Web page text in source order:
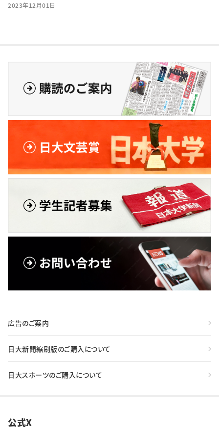
2023年12月01日
広告のご案内
日大新聞縮刷版のご購入について
日大スポーツのご購入について
公式X